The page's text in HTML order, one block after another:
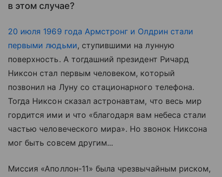
в этом случае?
20 июля 1969 года Армстронг и Олдрин стали
первыми людьми, ступившими на лунную
поверхность. А тогдашний президент Ричард
Никсон стал первым человеком, который
позвонил на Луну со стационарного телефона.
Тогда Никсон сказал астронавтам, что весь мир
гордится ими и что «благодаря вам небеса стали
частью человеческого мира». Но звонок Никсона
мог быть совсем другим...
Миссия «Аполлон-11» была чрезвычайным риском,